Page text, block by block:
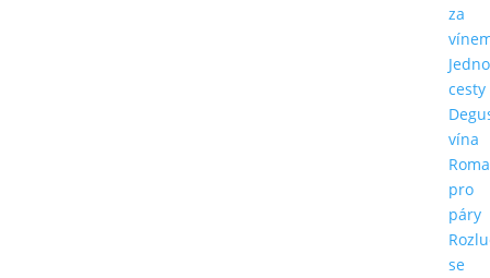
za
cesty
vína
pro
páry
se